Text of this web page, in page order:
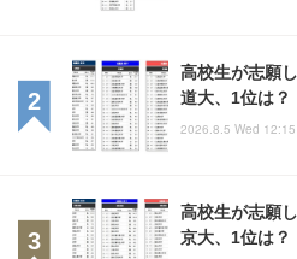
高校生が志願
道大、1位は？
2026.8.5 Wed 12:15
高校生が志願
京大、1位は？